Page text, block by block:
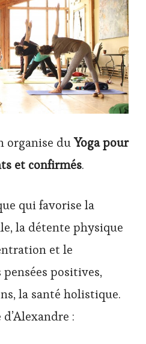
organise duYoga pour
et confirmés.
qui favorise la
la détente physique
et le
positives,
la santé holistique.
: